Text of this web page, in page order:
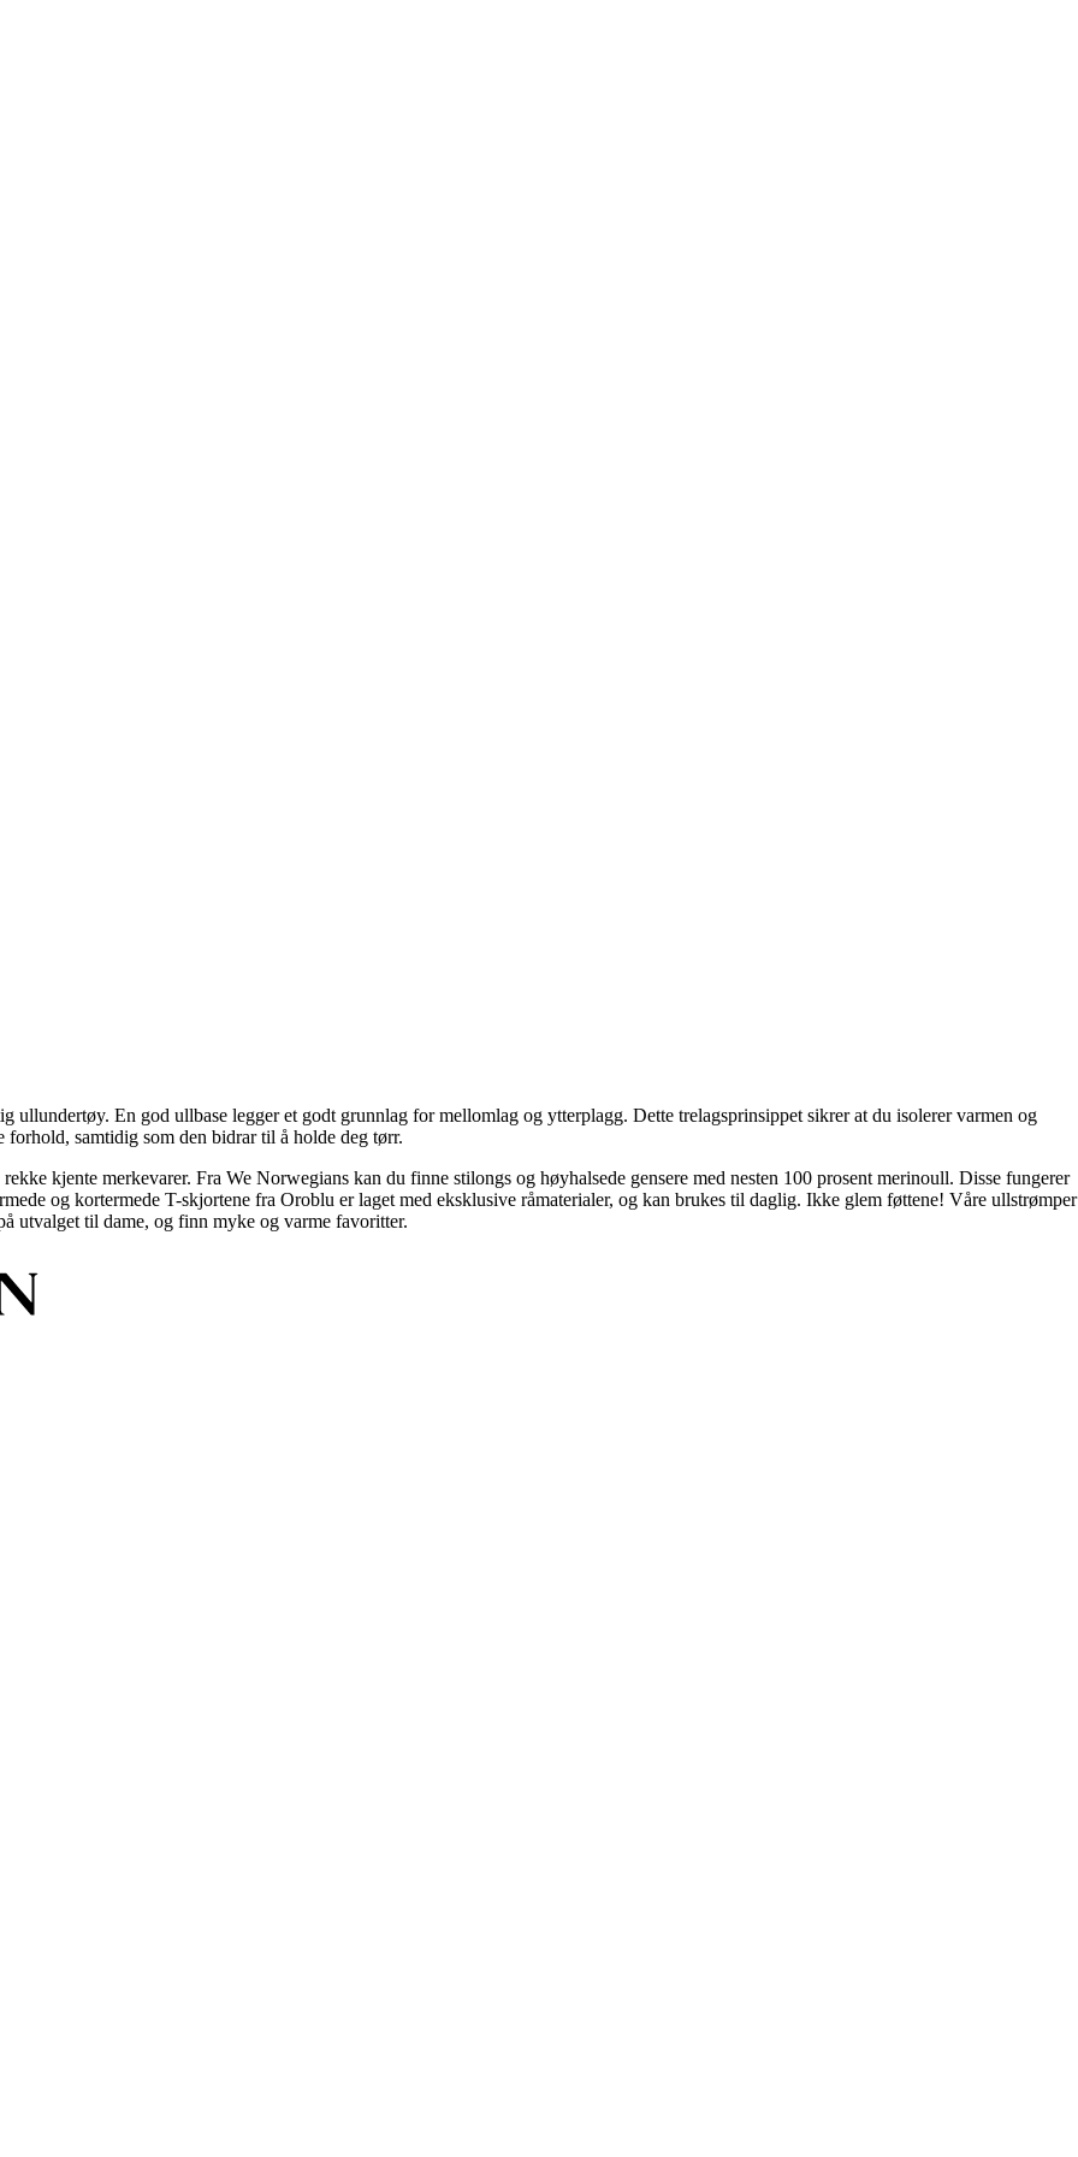
ullundertøy. En god ullbase legger et godt grunnlag for mellomlag og ytterplagg. Dette trelagsprinsippet sikrer at du isolerer varmen og
samtidig som den bidrar til å holde deg tørr.
kjente merkevarer. Fra We Norwegians kan du finne stilongs og høyhalsede gensere med nesten 100 prosent merinoull. Disse fungerer
og kortermede T-skjortene fra Oroblu er laget med eksklusive råmaterialer, og kan brukes til daglig. Ikke glem føttene! Våre ullstrømper
utvalget til dame, og finn myke og varme favoritter.